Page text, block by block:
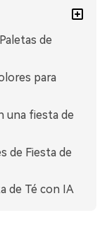
de
para
una fiesta de
de Fiesta de
de Té con IA